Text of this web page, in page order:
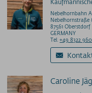
Nebelhornbahn
Nebelhornstraße
87561 Oberstdorf
GERMANY
Tel.+49 8322 960
Caroline